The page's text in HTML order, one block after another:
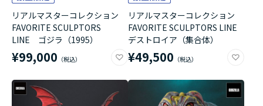
リアルマスターコレクション
FAVORITE SCULPTORS
LINE ゴジラ（1995）
¥99,000
リアルマスターコレクション
FAVORITE SCULPTORS LINE
デストロイア（集合体）
¥49,500